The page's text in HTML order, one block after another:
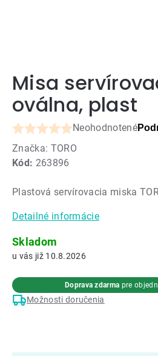
Misa
oválna, plast
Kód: 263896
Priemerné
hodnotenie
produktu
0,0
5
hviezdičiek.
Neohodnotené
Značka: TORO
Plastová servírovacia miska
Detailné informácie
Skladom
10.8.2026
Možnosti doručenia
Doprava zdarma pre